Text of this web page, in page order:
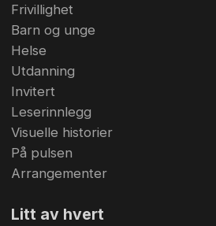
Frivillighet
Barn og unge
Helse
Utdanning
Invitert
Leserinnlegg
Visuelle historier
På pulsen
Arrangementer
Litt av hvert